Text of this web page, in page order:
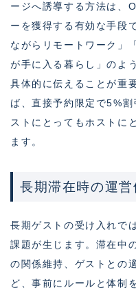
ージへ誘導する方法は、
ーを獲得する有効な手段
ながらリモートワーク」
が手に入る暮らし」のよ
具体的に伝えることが重
ば、直接予約限定で5%
ストにとってもホストに
ます。
長期滞在時の運
長期ゲストの受け入れで
課題が生じます。滞在中
の関係維持、ゲストとの
ど、事前にルールと体制